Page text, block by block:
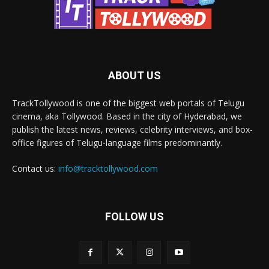
ABOUT US
TrackTollywood is one of the biggest web portals of Telugu
cinema, aka Tollywood. Based in the city of Hyderabad, we
publish the latest news, reviews, celebrity interviews, and box-
office figures of Telugu-language films predominantly.
Contact us: info@tracktollywood.com
FOLLOW US